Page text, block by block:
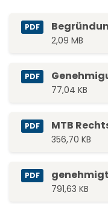
PDF
2,09 MB
PDF
77,04 KB
PDF MTB
356,70 KB
PDF
791,63 KB